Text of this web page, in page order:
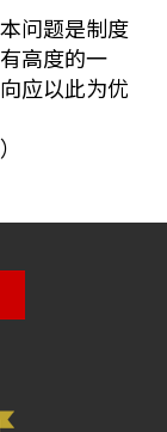
问题是制度
高度的一
应以此为优